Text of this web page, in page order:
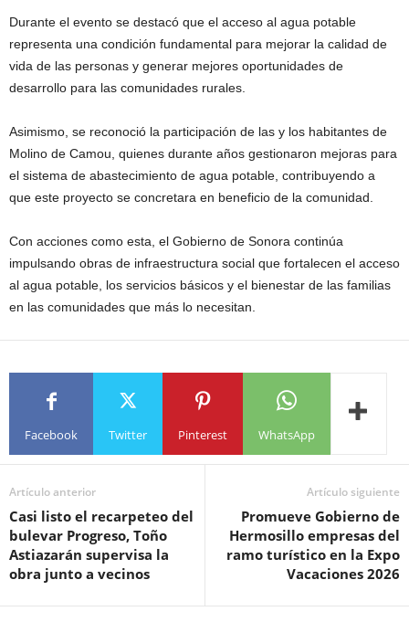
Durante el evento se destacó que el acceso al agua potable
representa una condición fundamental para mejorar la calidad de
vida de las personas y generar mejores oportunidades de
desarrollo para las comunidades rurales.
Asimismo, se reconoció la participación de las y los habitantes de
Molino de Camou, quienes durante años gestionaron mejoras para
el sistema de abastecimiento de agua potable, contribuyendo a
que este proyecto se concretara en beneficio de la comunidad.
Con acciones como esta, el Gobierno de Sonora continúa
impulsando obras de infraestructura social que fortalecen el acceso
al agua potable, los servicios básicos y el bienestar de las familias
en las comunidades que más lo necesitan.
Facebook Twitter Pinterest WhatsApp
Artículo anterior
Casi listo el recarpeteo del
bulevar Progreso, Toño
Astiazarán supervisa la
obra junto a vecinos
Artículo siguiente
Promueve Gobierno de
Hermosillo empresas del
ramo turístico en la Expo
Vacaciones 2026